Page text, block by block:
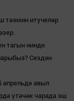
тәэмин итүчеләр
тагын нинди
Сездән
апрельдә авыл
үтәчәк чарада эш